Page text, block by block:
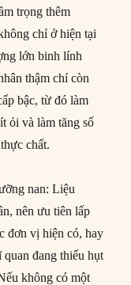
trọng thêm
chỉ ở hiện tại
lớn binh lính
thậm chí còn
bậc, từ đó làm
ỏi và làm tăng số
chất.
nan: Liệu
nên ưu tiên lấp
đơn vị hiện có, hay
quan đang thiếu hụt
không có một